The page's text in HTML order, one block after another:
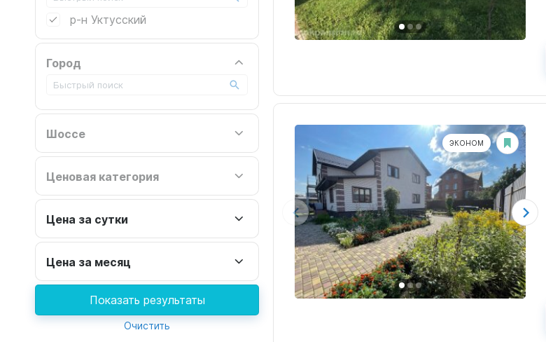
р-н Уктусский
Город
Шоссе
Ценовая категория
Цена за сутки
Цена за месяц
Показать результаты
Очистить
ЭКОНОМ